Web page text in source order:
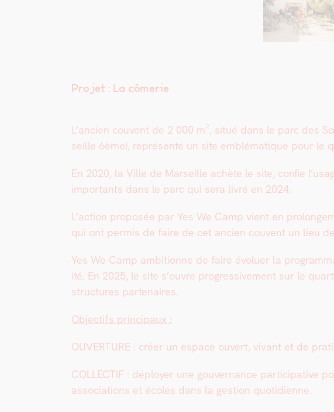
Projet : La cômerie
L’ancien cou­vent de 2 000 m², situé dans le parc des
seille 6ème), représente un site emblé­ma­tique pour le
En 2020, la Ville de Mar­seille achète le site, con­fie
impor­tants dans le parc qui sera livré en 2024.
L’ac­tion pro­posée par Yes We Camp vient en
qui ont per­mis de faire de cet ancien cou­vent un lieu
Yes We Camp ambi­tionne de faire évoluer la
ité. En 2025, le site s’ouvre pro­gres­sive­ment sur le
struc­tures parte­naires.
Objec­tifs prin­ci­paux :
OUVERTURE : créer un espace ouvert, vivant et de
COLLECTIF : déploy­er une gou­ver­nance par­tic­i­pa­tive
asso­ci­a­tions et écoles dans la ges­tion quo­ti­di­enne.